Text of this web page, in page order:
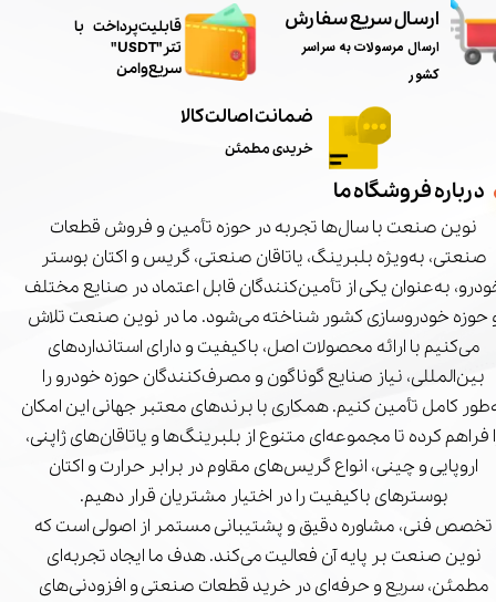
ارسال سریع سفارش
ارسال مرسولات به سراسر
کشور
ضمانت اصالت کالا
خریدی مطمئن
درباره فروشگاه ما
نوین صنعت با سال‌ها تجربه در حوزه تأمین و فروش قطعات
صنعتی، به‌ویژه بلبرینگ، یاتاقان صنعتی، گریس و اکتان بوستر
به‌عنوان یکی از تأمین‌کنندگان قابل اعتماد در صنایع مختلف
حوزه خودروسازی کشور شناخته می‌شود. ما در نوین صنعت تلاش
می‌کنیم با ارائه محصولات اصل، باکیفیت و دارای استانداردهای
بین‌المللی، نیاز صنایع گوناگون و مصرف‌کنندگان حوزه خودرو را
کامل تأمین کنیم. همکاری با برندهای معتبر جهانی این امکان
فراهم کرده تا مجموعه‌ای متنوع از بلبرینگ‌ها و یاتاقان‌های ژاپنی،
اروپایی و چینی، انواع گریس‌های مقاوم در برابر حرارت و اکتان
بوسترهای باکیفیت را در اختیار مشتریان قرار دهیم.
تخصص فنی، مشاوره دقیق و پشتیبانی مستمر از اصولی است که
نوین صنعت بر پایه آن فعالیت می‌کند. هدف ما ایجاد تجربه‌ای
مطمئن، سریع و حرفه‌ای در خرید قطعات صنعتی و افزودنی‌های
​قابلیت پرداخت با
تتر"USDT"
سریع و امن